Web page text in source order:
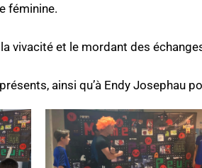
féminine.
vivacité et le mordant des
ainsi qu’à Endy Josephau